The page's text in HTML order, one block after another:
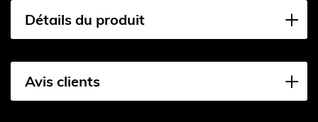
Détails du produit
Avis clients